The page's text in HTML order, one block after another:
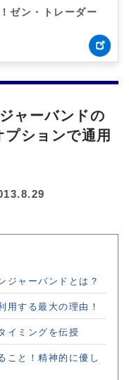
ゼン・トレーダー
ャーバンドの
ションで通用
ジャーバンドとは？
用する最大の理由！
イミングを伝授
こと！精神的に優し